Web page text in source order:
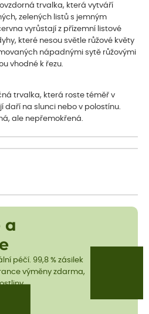
trvalka, která vytváří
zelených listů s jemným
vyrůstají z přízemní listové
které nesou světle růžové květy
nápadnými sytě růžovými
vhodné k řezu.
trvalka, která roste téměř v
daří na slunci nebo v polostínu.
ale nepřemokřená.
a
péčí. 99,8 % zásilek
výměny zdarma,